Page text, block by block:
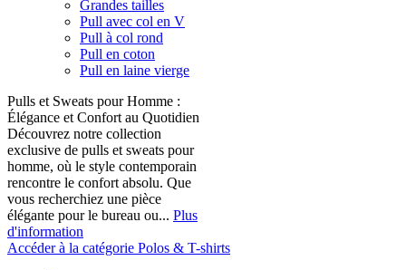
Grandes tailles
Pull avec col en V
Pull à col rond
Pull en coton
Pull en laine vierge
Pulls et Sweats pour Homme :
Élégance et Confort au Quotidien
Découvrez notre collection
exclusive de pulls et sweats pour
homme, où le style contemporain
rencontre le confort absolu. Que
vous recherchiez une pièce
élégante pour le bureau ou... Plus
d'information
Accéder à la catégorie Polos & T-shirts